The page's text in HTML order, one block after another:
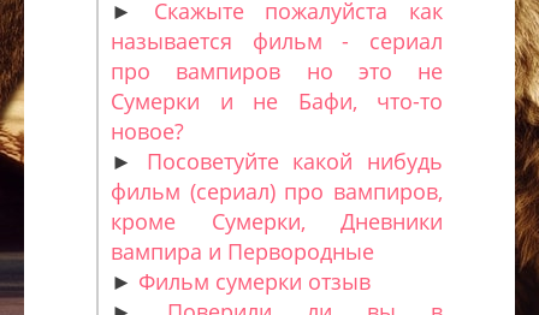
► Скажыте пожалуйста как
называется фильм - сериал
про вампиров но это не
Сумерки и не Бафи, что-то
новое?
► Посоветуйте какой нибудь
фильм (сериал) про вампиров,
кроме Сумерки, Дневники
вампира и Первородные
► Фильм сумерки отзыв